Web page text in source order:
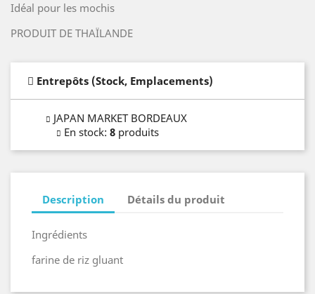
Idéal pour les mochis
PRODUIT DE THAÏLANDE
Entrepôts (Stock, Emplacements)
JAPAN MARKET BORDEAUX
En stock: 8 produits
Description Détails du produit
Ingrédients
farine de riz gluant